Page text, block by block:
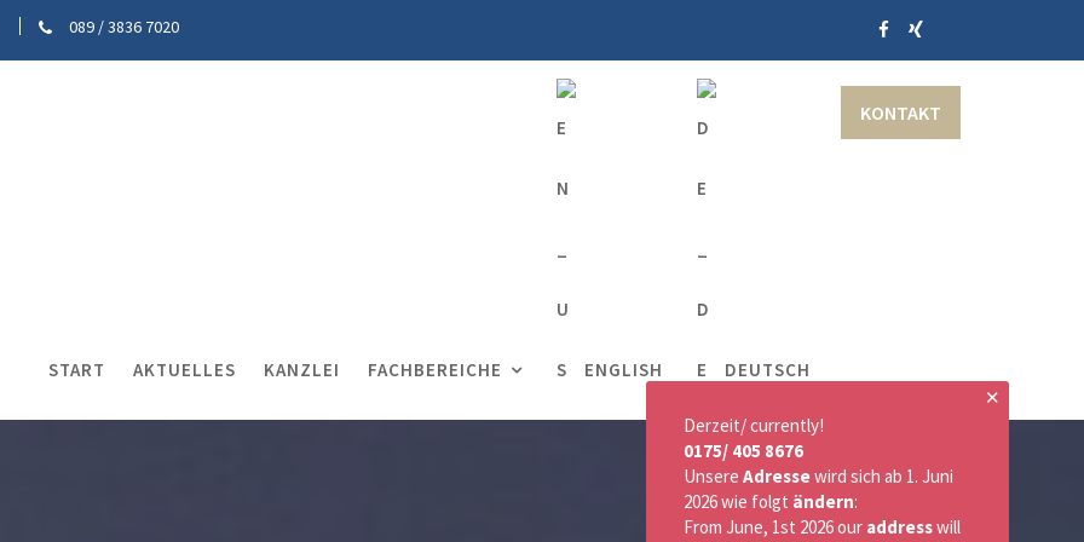
089 / 3836 7020
KONTAKT
START AKTUELLES KANZLEI FACHBEREICHE ENGLISH DEUTSCH
✕
Derzeit/ currently!
0175/ 405 8676
Unsere Adressewird sich ab 1. Juni
2026 wie folgt ändern:
From June, 1st 2026 our addresswill